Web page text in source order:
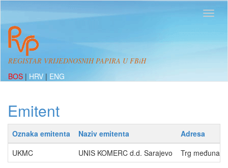
REGISTAR VRIJEDNOSNIH PAPIRA U FBiH
BOS | HRV | ENG
Emitent
Oznaka emitenta Naziv emitenta
Adresa
UKMC
UNIS KOMERC d.d. Sarajevo Trg